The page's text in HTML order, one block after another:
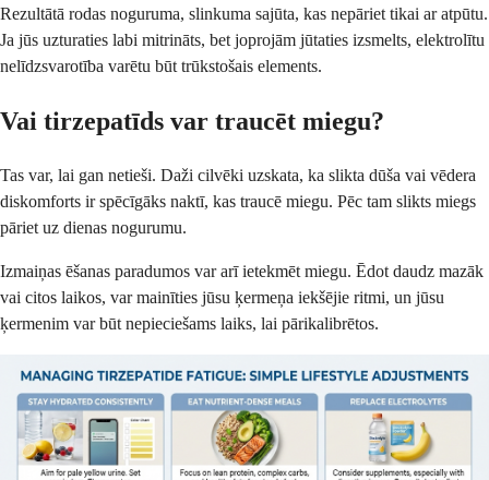
Rezultātā rodas noguruma, slinkuma sajūta, kas nepāriet tikai ar atpūtu.
Ja jūs uzturaties labi mitrināts, bet joprojām jūtaties izsmelts, elektrolītu
nelīdzsvarotība varētu būt trūkstošais elements.
Vai tirzepatīds var traucēt miegu?
Tas var, lai gan netieši. Daži cilvēki uzskata, ka slikta dūša vai vēdera
diskomforts ir spēcīgāks naktī, kas traucē miegu. Pēc tam slikts miegs
pāriet uz dienas nogurumu.
Izmaiņas ēšanas paradumos var arī ietekmēt miegu. Ēdot daudz mazāk
vai citos laikos, var mainīties jūsu ķermeņa iekšējie ritmi, un jūsu
ķermenim var būt nepieciešams laiks, lai pārikalibrētos.